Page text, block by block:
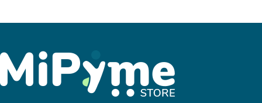
Centro Industrial Marysol en
DE RIESGO EN EL ENTORNO
CONTROLAR Y REACCIONAR EN
SITUACIONES DE RIESGO,
EMERGENCIA O SINIESTRO